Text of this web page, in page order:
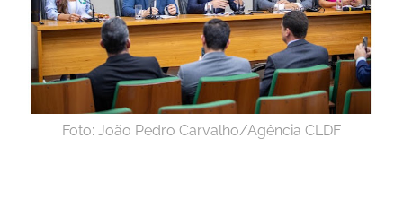
Foto: João Pedro Carvalho/Agência CLDF